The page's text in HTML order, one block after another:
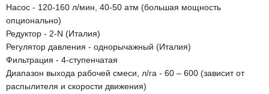
Насос - 120-160 л/мин, 40-50 атм (большая мощность
опционально)
Редуктор - 2-N (Италия)
Регулятор давления - однорычажный (Италия)
Фильтрация - 4-ступенчатая
Диапазон выхода рабочей смеси, л/га - 60 – 600 (зависит от
распылителя и скорости движения)